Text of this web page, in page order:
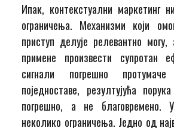
Ипак, контекстуални маркетинг
ограничења. Механизми који
приступ делује релевантно
примене произвести супротан
сигнали погрешно
поједноставе, резултујућа
погрешно, а не благовремено.
неколико ограничења. Једно од